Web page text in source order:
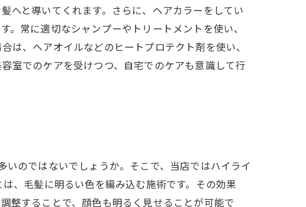
へと導いてくれます。さらに、ヘアカラーをしてい
常に適切なシャンプーやトリートメントを使い、
は、ヘアオイルなどのヒートプロテクト剤を使い、
室でのケアを受けつつ、自宅でのケアも意識して行
のではないでしょうか。そこで、当店ではハイライ
、毛髪に明るい色を編み込む施術です。その効果
整することで、顔色も明るく見せることが可能で